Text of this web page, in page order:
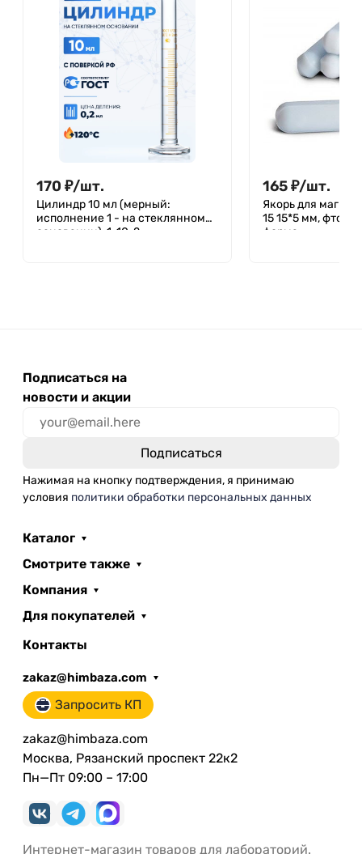
170 ₽/шт.
Цилиндр 10 мл (мерный:
исполнение 1 - на стеклянном
основании), 1-10-2
165₽/шт.
Якорь для
15 15*5 мм,
форма
Подписаться на
новости и акции
Нажимая на кнопку подтверждения, я принимаю
условия политики обработки персональных данных
Каталог
Смотрите также
Компания
Для покупателей
Контакты
zakaz@himbaza.com
Запросить КП
zakaz@himbaza.com
Москва, Рязанский проспект 22к2
Пн—Пт 09:00 – 17:00
Интернет-магазин товаров для лабораторий.